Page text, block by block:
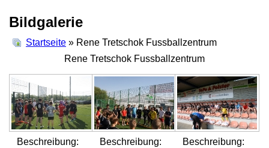
Bildgalerie
Startseite » Rene Tretschok Fussballzentrum
Rene Tretschok Fussballzentrum
Beschreibung:
Beschreibung:
Beschreibung: